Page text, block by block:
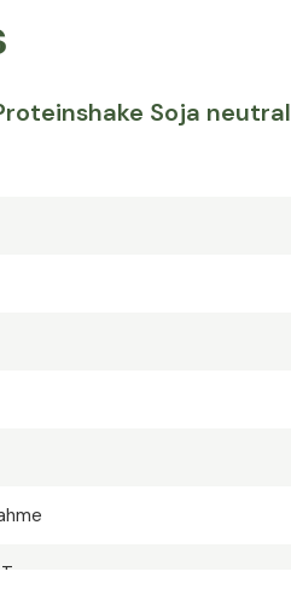
Soja neutral